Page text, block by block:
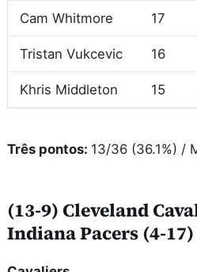
Cam Whitmore 17
Tristan Vukcevic 16
Khris Middleton 15
Três pontos: 13/36 (36.1%) /
(13-9) Cleveland
Indiana Pacers (4-17)